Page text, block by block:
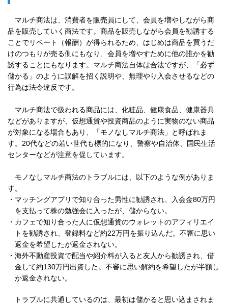
マルチ商法は、消費者を販売員にして、会員を増やしながら商
品を販売していく商法です。商品を販売しながら会員を勧誘する
ことでリベート（報酬）が得られるため、はじめは商品を買うだ
けのつもりが売る側にもなり、会員を増やすために他の誰かを勧
誘することにもなります。マルチ商法自体は合法ですが、「必ず
儲かる」のように誤解を招く説明や、無理やり入会させるなどの
行為は法令違反です。
マルチ商法で扱われる商品には、化粧品、健康食品、健康器具
などがありますが、仮想通貨や投資商品のように実物のない商品
が対象になる場合もあり、「モノなしマルチ商法」と呼ばれま
す。20代などの若い世代も標的になり、警察や自治体、国民生活
センターなどが注意を促しています。
モノなしマルチ商法のトラブルには、以下のような例がありま
す。
・ マッチングアプリで知り合った男性に勧誘され、入会金80万円
を支払って株の勉強会に入ったが、儲からない。
・ カフェで知り合った人に仮想通貨のウォレットのアフィリエイ
トを勧誘され、登録料など約22万円を振り込んだ。不審に思い
返金を希望したが返金されない。
・ 海外不動産投資で配当や紹介料が入ると友人から勧誘され、借
金して約130万円出資した。不審に思い解約を希望したが半額し
か返金されない。
トラブルに共通しているのは、最初は儲かると思い込まされま